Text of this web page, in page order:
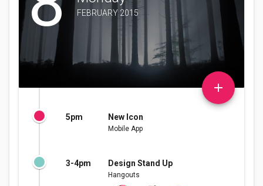
FEBRUARY 2015
5pm New Icon
Mobile App
3-4pm Design Stand Up
Hangouts